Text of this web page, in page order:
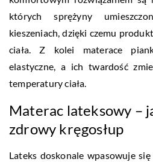
których sprężyny
kieszeniach, dzięki czemu
ciała. Z kolei materace
elastyczne, a ich twardość
temperatury ciała.
Materac lateksowy –
zdrowy kręgosłup
Lateks doskonale wpasowuje